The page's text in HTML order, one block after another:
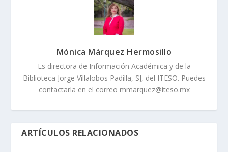
Mónica Márquez Hermosillo
Es directora de Información Académica y de la
Biblioteca Jorge Villalobos Padilla, SJ, del ITESO. Puedes
contactarla en el correo mmarquez@iteso.mx
ARTÍCULOS RELACIONADOS